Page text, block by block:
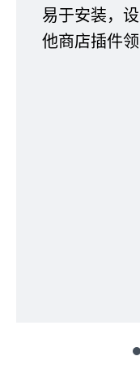
易于安装，
他商店插件领